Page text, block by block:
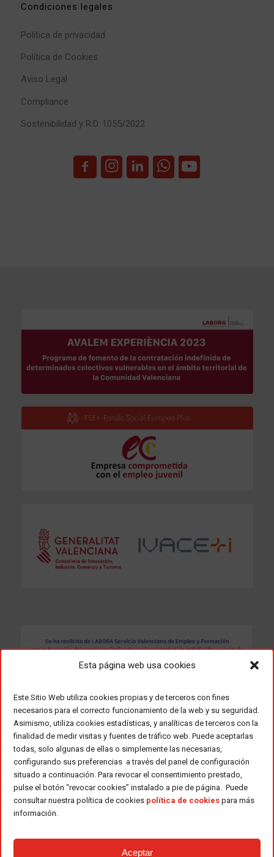
Esta página web usa cookies
Este Sitio Web utiliza cookies propias y de terceros con fines
necesarios para el correcto funcionamiento de la web y su seguridad.
Asimismo, utiliza cookies estadísticas, y analíticas de terceros con la
finalidad de medir visitas y fuentes de tráfico web. Puede aceptarlas
todas, solo algunas de ellas o simplemente las necesarias,
configurando sus preferencias a través del panel de configuración
situado a continuación. Para revocar el consentimiento prestado,
pulse el botón “revocar cookies” instalado a pie de página. Puede
consultar nuestra política de cookies política de cookies para más
información.
Aceptar
Condiciones legales
Política de privacidad
Política de Cookies
Aviso Legal
Compliance
Sostenibilidad y R.D. 1055/2022